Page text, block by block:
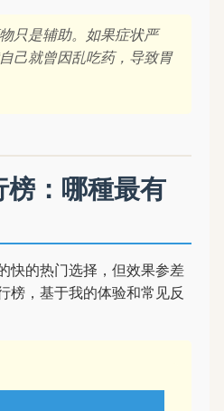
只是辅助。如果症状严
己就曾因乱吃药，导致胃
：哪種最有
快的热门选择，但效果参差
榜，基于我的体验和常见反